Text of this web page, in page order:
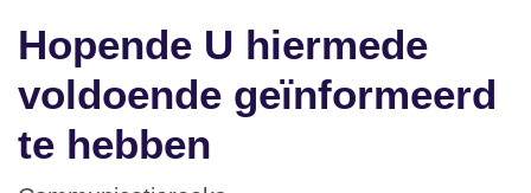
Hopende U hiermede
voldoende
geïnformeerd te